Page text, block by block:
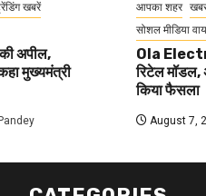
खबरें
अपील,
मुख्यमंत्री
आपका शहर
सोशल मीडिया
Ola
रिटेल मॉडल,
किया फैसला
August 7,